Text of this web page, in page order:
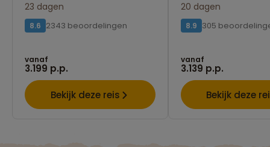
23 dagen
8.6 2343 beoordelingen
vanaf
3.199 p.p.
Bekijk deze reis
20 dagen
8.9 305
vanaf
3.139 p.p.
Bekijk deze